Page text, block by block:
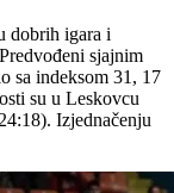
dobrih igara i
sjajnim
sa indeksom 31, 17
su u Leskovcu
Izjednačenju